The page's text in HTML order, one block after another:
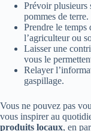
Prévoir plusieurs
pommes de terre.
Prendre le temps
l’agriculteur ou
Laisser une
vous le
Relayer
gaspillage.
Vous ne pouvez pas
vous inspirer au
produits locaux, en